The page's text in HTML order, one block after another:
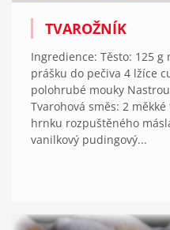
TVAROŽNÍK
Ingredience: Těsto: 125
prášku do pečiva 4 lžíce
polohrubé mouky
Tvarohová směs: 2
hrnku rozpuštěného
vanilkový pudingový...